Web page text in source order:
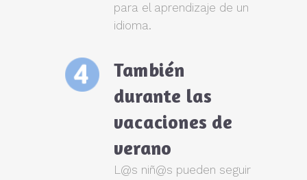
para el aprendizaje de un
idioma.
También
durante las
vacaciones de
verano
L@s niñ@s pueden seguir